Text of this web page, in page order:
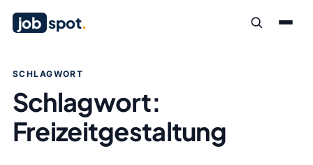
job spot.
SCHLAGWORT
Schlagwort:
Freizeitgestaltung